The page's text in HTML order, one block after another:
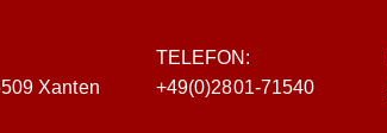
Xanten
TELEFON:
+49(0)2801-71540